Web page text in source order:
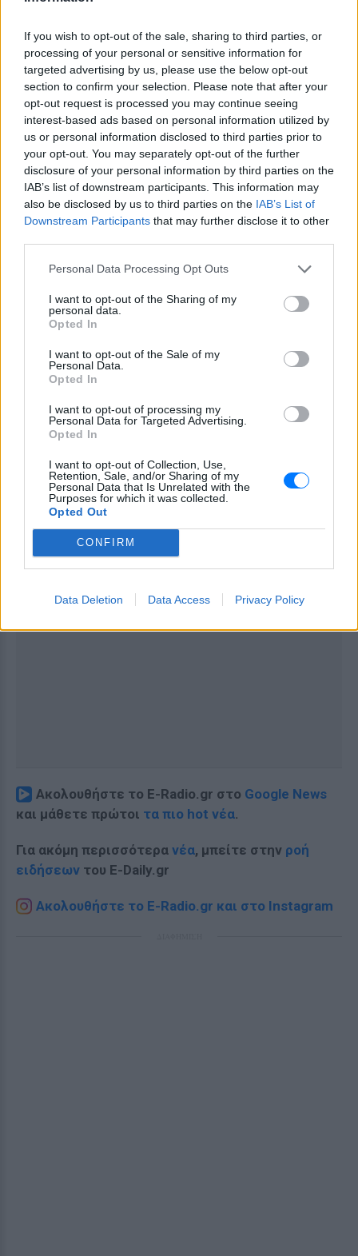
If you wish to opt-out of the sale, sharing to third parties, or
processing of your personal or sensitive information for
targeted advertising by us, please use the below opt-out
section to confirm your selection. Please note that after your
opt-out request is processed you may continue seeing
interest-based ads based on personal information utilized by
us or personal information disclosed to third parties prior to
your opt-out. You may separately opt-out of the further
disclosure of your personal information by third parties on the
IAB’s list of downstream participants. This information may
also be disclosed by us to third parties on the IAB’s List of
Downstream Participants that may further disclose it to other
Personal Data Processing Opt Outs
I want to opt-out of the Sharing of my
personal data.
Opted In
I want to opt-out of the Sale of my
Personal Data.
Opted In
I want to opt-out of processing my
Personal Data for Targeted Advertising.
Opted In
I want to opt-out of Collection, Use,
Retention, Sale, and/or Sharing of my
Personal Data that Is Unrelated with the
Purposes for which it was collected.
Opted Out
CONFIRM
Data Deletion Data Access Privacy Policy
εξελίξεις
Τα μέλη της ηγεσίας του CHP παραμένουν στα κεντρικά
γραφεία της Αγκυρας και δηλώνουν αποφασιστικά ότι
δεν πρόκειται να αποχωρήσουν
ΠΡΙΝ 11 ΕΒΔΟΜΆΔΕΣ
ΚΌΣΜΟΣ
Προκλητική παρέμβαση της Αγκυρας για την
αποφυλάκιση Γιωτόπουλου: «Απαράδεκτη
ανοχή σε τρομοκράτη»
Το τουρκικό ΥΠΕΞ καταδικάζει την αποφυλάκιση του
Αλέξανδρου Γιωτόπουλου, καταδικασμένου ως αρχηγού
ασκώντας κριτική στις ελληνικές αρχέ
ΠΡΙΝ 11 ΕΒΔΟΜΆΔΕΣ
ΔΙΑΦΗΜΙΣΗ
Ακολουθήστε το E-Radio.gr στο Google News
και μάθετε πρώτοι τα πιο hot νέα.
Για ακόμη περισσότερα νέα, μπείτε στην ροή
ειδήσεων του E-Daily.gr
Ακολουθήστε το E-Radio.gr και στο Instagram